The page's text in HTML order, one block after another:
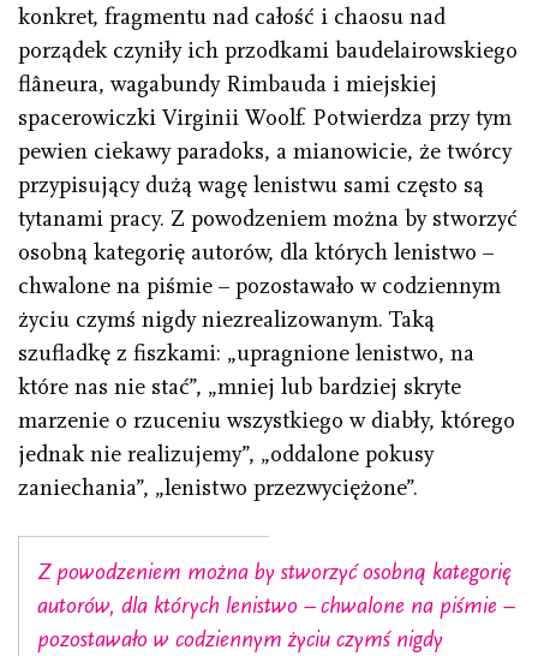
konkret, fragmentu nad całość i chaosu nad
porządek czyniły ich przodkami baudelairowskiego
flâneura, wagabundy Rimbauda i miejskiej
spacerowiczki Virginii Woolf. Potwierdza przy tym
pewien ciekawy paradoks, a mianowicie, że twórcy
przypisujący dużą wagę lenistwu sami często są
tytanami pracy. Z powodzeniem można by stworzyć
osobną kategorię autorów, dla których lenistwo –
chwalone na piśmie – pozostawało w codziennym
życiu czymś nigdy niezrealizowanym. Taką
szufladkę z fiszkami: „upragnione lenistwo, na
które nas nie stać”, „mniej lub bardziej skryte
marzenie o rzuceniu wszystkiego w diabły, którego
jednak nie realizujemy”, „oddalone pokusy
zaniechania”, „lenistwo przezwyciężone”.
Z powodzeniem można by stworzyć osobną kategorię
autorów, dla których lenistwo – chwalone na piśmie –
pozostawało w codziennym życiu czymś nigdy